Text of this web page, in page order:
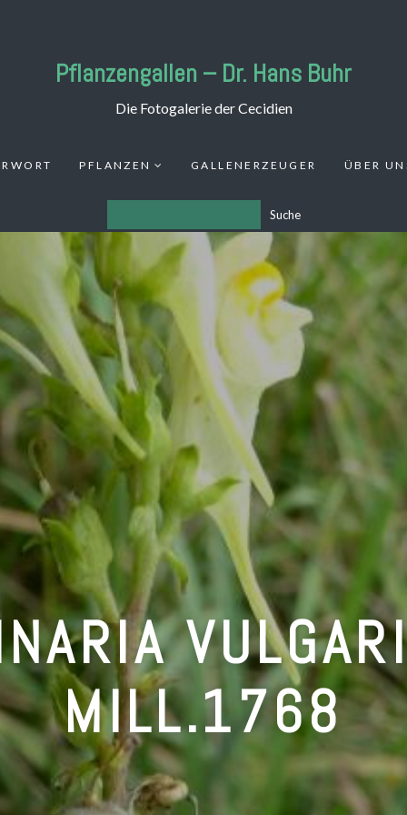
Pflanzengallen – Dr. Hans Buhr
Die Fotogalerie der Cecidien
PFLANZEN GALLENERZEUGER ÜBER
Suche
MILL.1768